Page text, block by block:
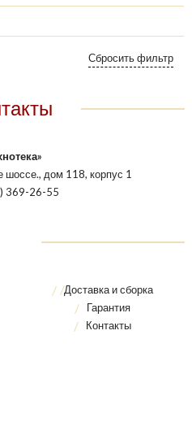
шоссе., дом 118, корпус 1
369-26-55
Доставка и сборка
Гарантия
Контакты